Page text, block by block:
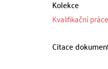
Kolekce
Kvalifikační práce
Citace